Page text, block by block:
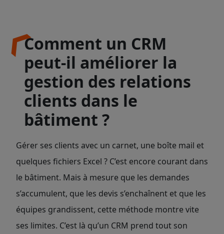
Comment un CRM
peut-il améliorer la
gestion des relations
clients dans le
bâtiment ?
Gérer ses clients avec un carnet, une boîte mail et
quelques fichiers Excel ? C’est encore courant dans
le bâtiment. Mais à mesure que les demandes
s’accumulent, que les devis s’enchaînent et que les
équipes grandissent, cette méthode montre vite
ses limites. C’est là qu’un CRM prend tout son